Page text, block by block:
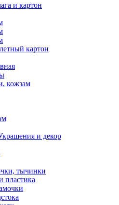
и картон
картон
кожзам
и декор
тычинки
пластика